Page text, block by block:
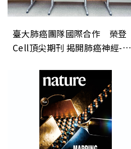
臺大肺癌團隊國際合作 榮登
Cell頂尖期刊 揭開肺癌神經-免
電」新方向